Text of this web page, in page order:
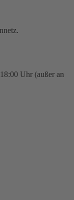
Uhr (außer an